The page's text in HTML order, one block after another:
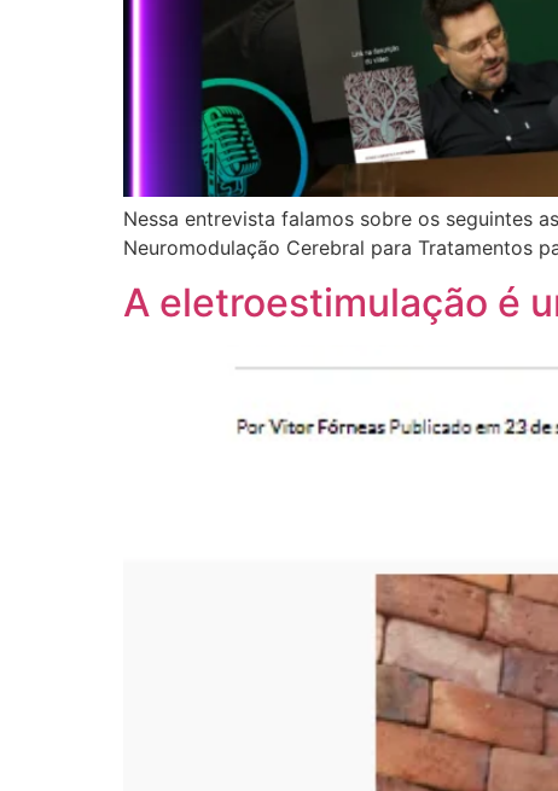
Nessa entrevista falamos sobre os seguintes
Neuromodulação Cerebral para Tratamentos
A eletroestimulação é